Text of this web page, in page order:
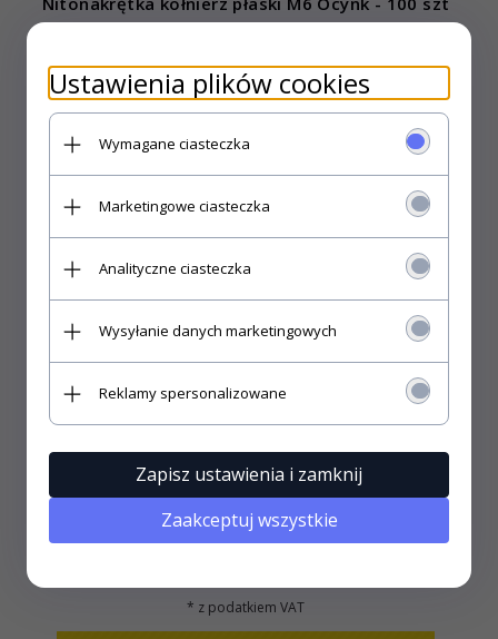
* z podatkiem VAT
KUP TERAZ!
Nitonakrętka kołnierz płaski M8 Ocynk - 100 szt
* z podatkiem VAT
Ustawienia plików cookies
Wymagane ciasteczka
Marketingowe ciasteczka
Analityczne ciasteczka
Wysyłanie danych marketingowych
Reklamy spersonalizowane
Zapisz ustawienia i zamknij
Zaakceptuj wszystkie